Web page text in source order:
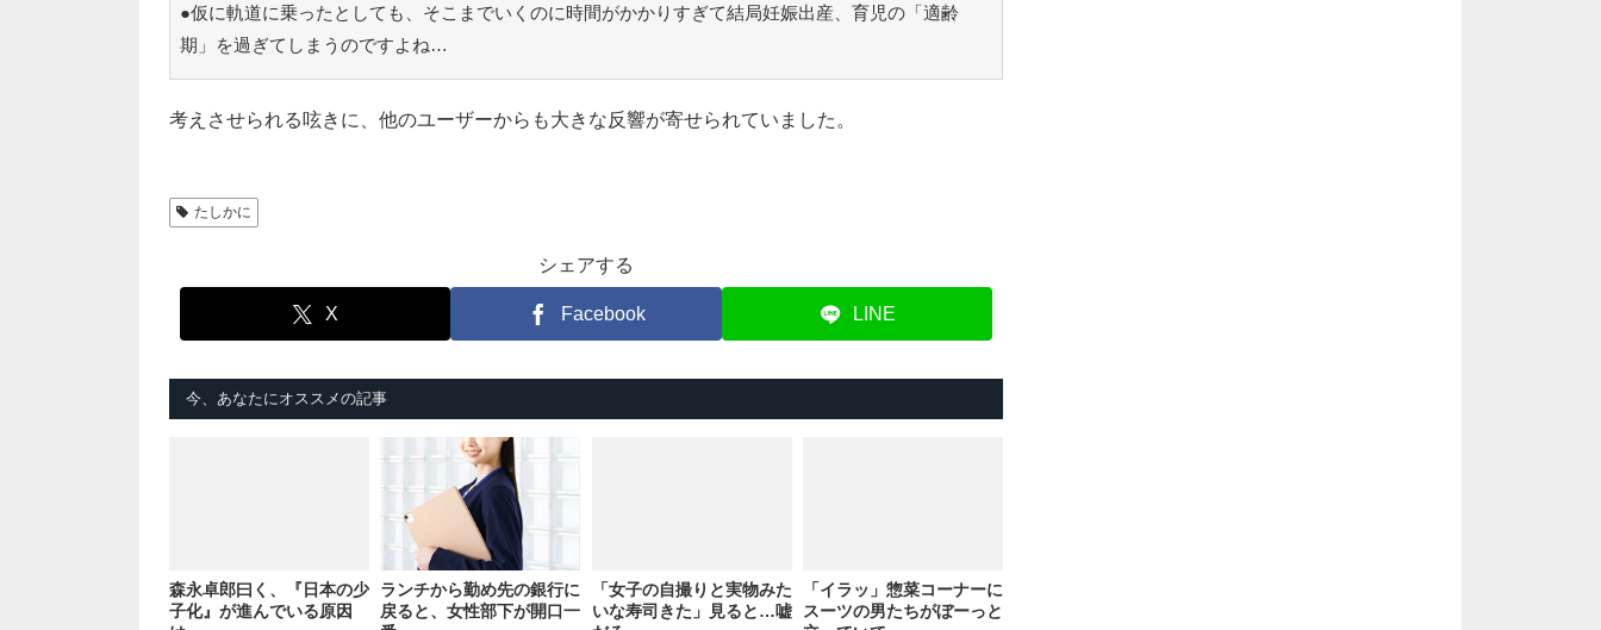
●仮に軌道に乗ったとしても、そこまでいくのに時間がかかりすぎて結局妊娠出産、育児の「適齢
期」を過ぎてしまうのですよね…
考えさせられる呟きに、他のユーザーからも大きな反響が寄せられていました。
たしかに
シェアする
X Facebook LINE
今、あなたにオススメの記事
森永卓郎曰く、『日本の少
子化』が進んでいる原因
ランチから勤め先の銀行に
戻ると、女性部下が開口一
「女子の自撮りと実物みた
いな寿司きた」見ると…嘘
「イラッ」惣菜コーナーに
スーツの男たちがぼーっと